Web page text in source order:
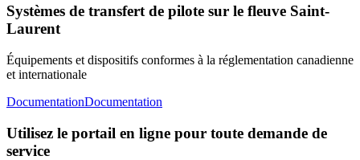
Systèmes de transfert de pilote sur le fleuve Saint-
Laurent
Équipements et dispositifs conformes à la réglementation canadienne
et internationale
DocumentationDocumentation
Utilisez le portail en ligne pour toute demande de
service